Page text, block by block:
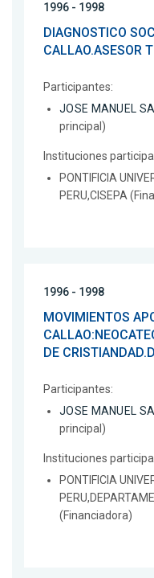
1996 - 1998
DIAGNOSTICO
CALLAO.ASESOR
Participantes:
JOSE MANUEL
principal)
Instituciones
PONTIFICIA
PERU,CISEPA
1996 - 1998
MOVIMIENTOS
DE
Participantes:
JOSE MANUEL
principal)
Instituciones
PONTIFICIA
(Financiadora)